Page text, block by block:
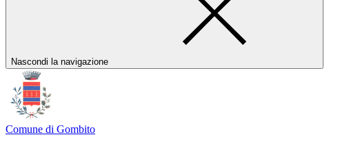
Nascondi la navigazione
Comune di Gombito